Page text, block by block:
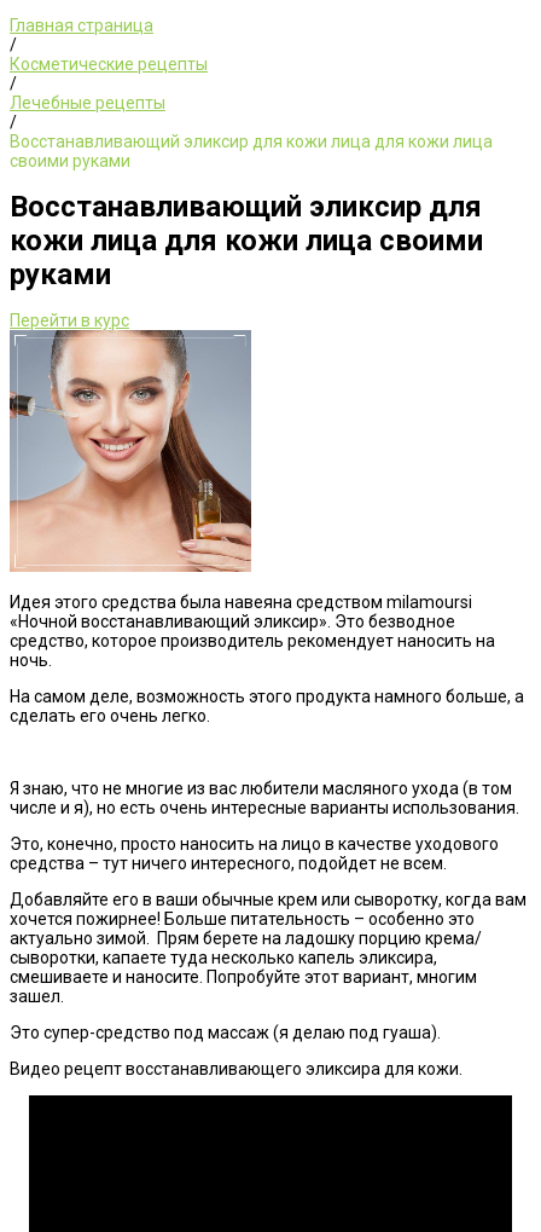
Главная страница
/
Косметические рецепты
/
Лечебные рецепты
/
Восстанавливающий эликсир для кожи лица для кожи лица
своими руками
Восстанавливающий эликсир для
кожи лица для кожи лица своими
руками
Перейти в курс
Идея этого средства была навеяна средством milamoursi
«Ночной восстанавливающий эликсир». Это безводное
средство, которое производитель рекомендует наносить на
ночь.
На самом деле, возможность этого продукта намного больше, а
сделать его очень легко.
Я знаю, что не многие из вас любители масляного ухода (в том
числе и я), но есть очень интересные варианты использования.
Это, конечно, просто наносить на лицо в качестве уходового
средства – тут ничего интересного, подойдет не всем.
Добавляйте его в ваши обычные крем или сыворотку, когда вам
хочется пожирнее! Больше питательность – особенно это
актуально зимой. Прям берете на ладошку порцию крема/
сыворотки, капаете туда несколько капель эликсира,
смешиваете и наносите. Попробуйте этот вариант, многим
зашел.
Это супер-средство под массаж (я делаю под гуаша).
Видео рецепт восстанавливающего эликсира для кожи.